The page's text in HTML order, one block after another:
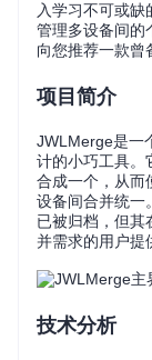
入学习不可或缺
管理多设备间的
向您推荐一款
项目简介
JWLMerge是一
计的小巧工具。
合成一个，从而
设备间合并统一
已被归档，但其
并需求的用户提
技术分析